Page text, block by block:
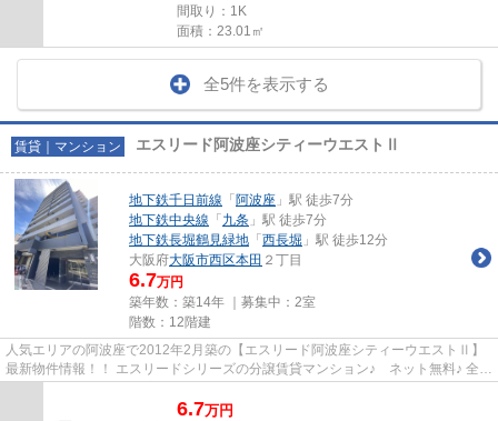
間取り：1K
面積：23.01㎡
全5件を表示する
賃貸｜マンション エスリード阿波座シティーウエストⅡ
地下鉄千日前線 「 阿波座 」駅 徒歩7分
地下鉄中央線 「 九条 」駅 徒歩7分
地下鉄長堀鶴見緑地 「 西長堀 」駅 徒歩12分
大阪府大阪市西区本田 ２丁目
6.7万円
築年数：築14年 ｜募集中： 2室
階数：12階建
人気エリアの阿波座で2012年2月築の【エスリード阿波座シティーウエストⅡ】
最新物件情報！！ エスリードシリーズの分譲賃貸マンション♪ ネット無料♪ 全戸
6.7万円